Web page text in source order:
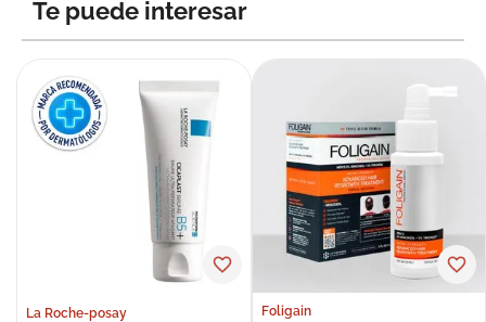
Te puede interesar
La Roche-posay Foligain